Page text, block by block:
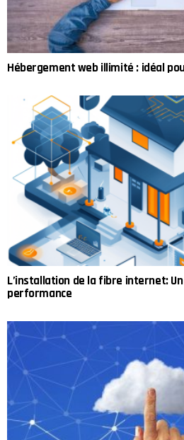
Hébergement web illimité : idéal
L’installation de la fibre internet:
performance